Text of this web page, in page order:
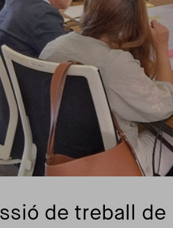
de treball de